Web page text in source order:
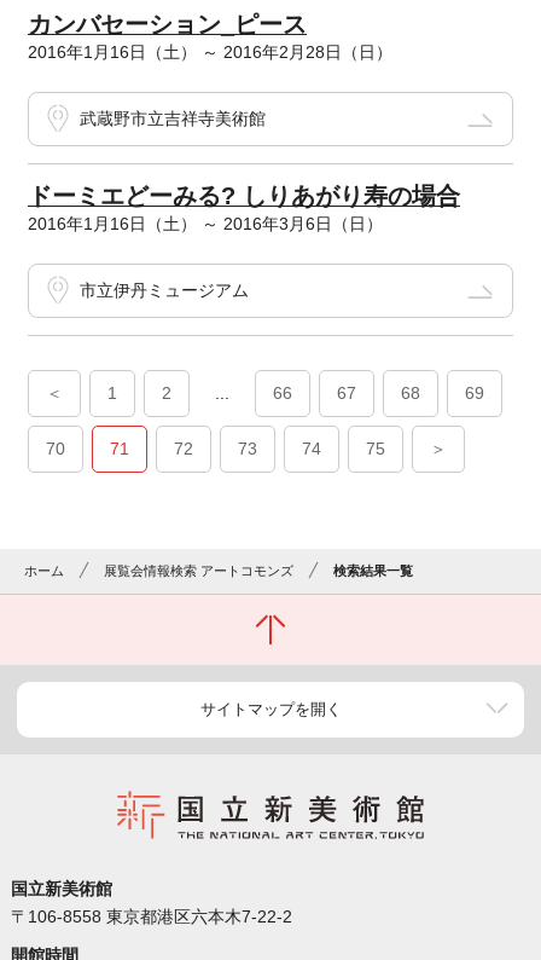
カンバセーション_ピース
2016年1月16日（土） ～ 2016年2月28日（日）
武蔵野市立吉祥寺美術館
ドーミエどーみる? しりあがり寿の場合
2016年1月16日（土） ～ 2016年3月6日（日）
市立伊丹ミュージアム
＜ 1 2 66 67 68 69
70 71 72 73 74 75 ＞
ホーム 展覧会情報検索 アートコモンズ 検索結果一覧
サイトマップを開く
国立新美術館
〒106-8558 東京都港区六本木7-22-2
開館時間